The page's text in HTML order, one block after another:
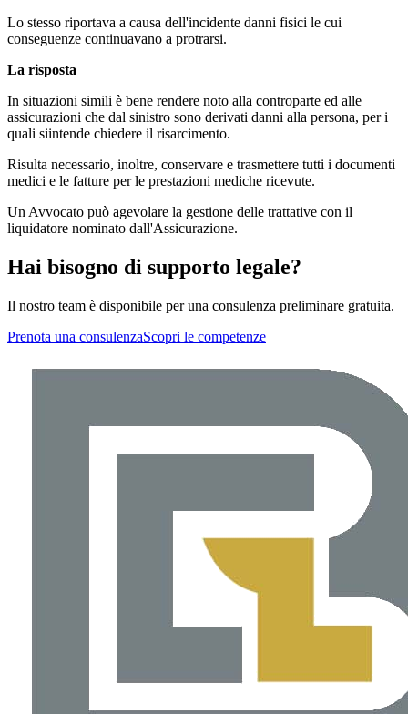
Lo stesso riportava a causa dell'incidente danni fisici le cui
conseguenze continuavano a protrarsi.
La risposta
In situazioni simili è bene rendere noto alla controparte ed alle
assicurazioni che dal sinistro sono derivati danni alla persona, per i
quali siintende chiedere il risarcimento.
Risulta necessario, inoltre, conservare e trasmettere tutti i documenti
medici e le fatture per le prestazioni mediche ricevute.
Un Avvocato può agevolare la gestione delle trattative con il
liquidatore nominato dall'Assicurazione.
Hai bisogno di supporto legale?
Il nostro team è disponibile per una consulenza preliminare gratuita.
Prenota una consulenzaScopri le competenze